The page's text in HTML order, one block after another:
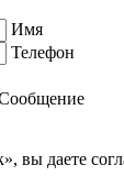
Имя
Телефон
вы даете